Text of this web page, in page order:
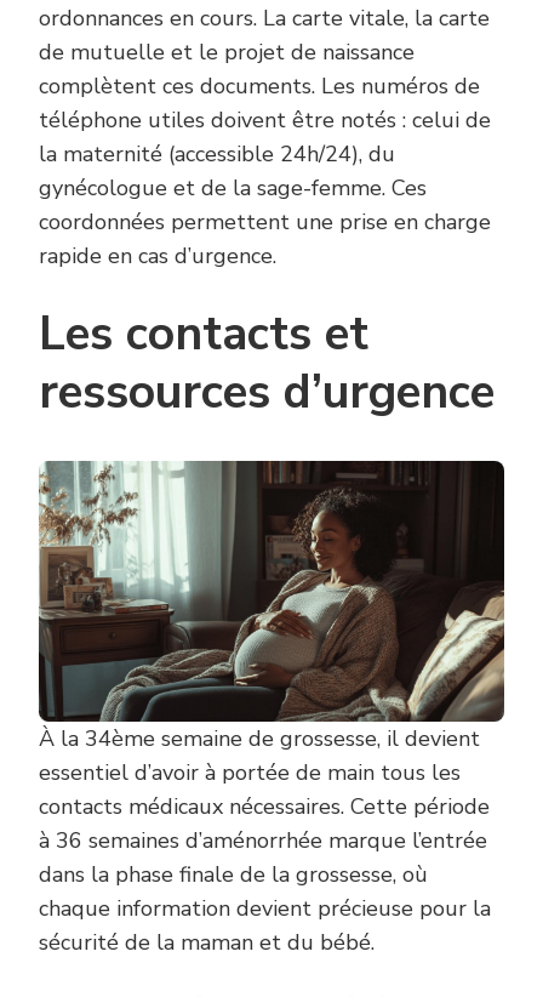
ordonnances en cours. La carte vitale, la carte
de mutuelle et le projet de naissance
complètent ces documents. Les numéros de
téléphone utiles doivent être notés : celui de
la maternité (accessible 24h/24), du
gynécologue et de la sage-femme. Ces
coordonnées permettent une prise en charge
rapide en cas d’urgence.
Les contacts et
ressources d’urgence
À la 34ème semaine de grossesse, il devient
essentiel d’avoir à portée de main tous les
contacts médicaux nécessaires. Cette période
à 36 semaines d’aménorrhée marque l’entrée
dans la phase finale de la grossesse, où
chaque information devient précieuse pour la
sécurité de la maman et du bébé.